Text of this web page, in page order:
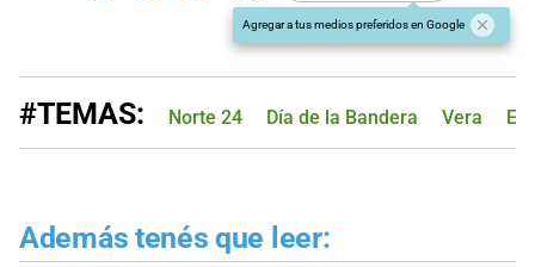
Agregar a tus medios preferidos en Google
#TEMAS: Norte 24 Día de la Bandera Vera
Además tenés que leer: